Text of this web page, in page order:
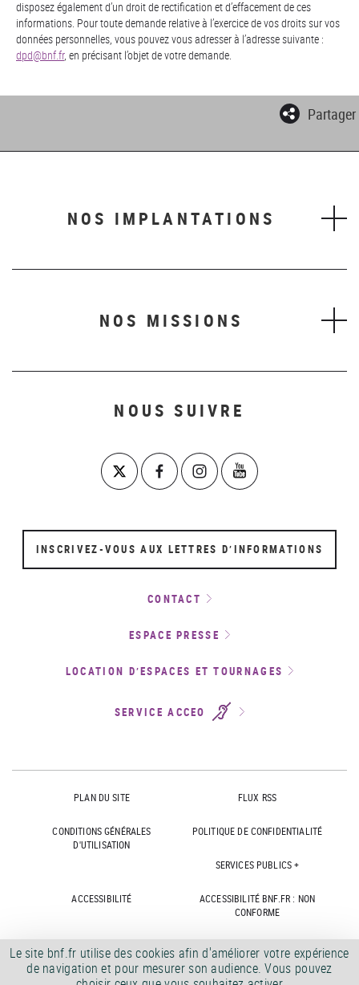
disposez également d’un droit de rectification et d’effacement de ces
informations. Pour toute demande relative à l’exercice de vos droits sur vos
données personnelles, vous pouvez vous adresser à l’adresse suivante :
dpd@bnf.fr, en précisant l’objet de votre demande.
Partager
NOS IMPLANTATIONS
NOS MISSIONS
NOUS SUIVRE
INSCRIVEZ-VOUS AUX LETTRES D’INFORMATIONS
CONTACT
ESPACE PRESSE
LOCATION D’ESPACES ET TOURNAGES
SERVICE ACCEO
PLAN DU SITE FLUX RSS
CONDITIONS GÉNÉRALES
D'UTILISATION
POLITIQUE DE CONFIDENTIALITÉ
SERVICES PUBLICS +
ACCESSIBILITÉ
ACCESSIBILITÉ BNF.FR : NON
CONFORME
MARCHÉS PUBLICS OFFRES D'EMPLOI
DÉMATÉRIALISATION FACTURES CRÉDITS
Le site bnf.fr utilise des cookies afin d'améliorer votre expérience
de navigation et pour mesurer son audience. Vous pouvez